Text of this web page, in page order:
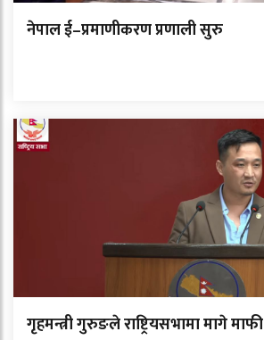
नेपाल ई–प्रमाणीकरण प्रणाली सुरु
गृहमन्त्री गुरुङले राष्ट्रियसभामा मागे माफी